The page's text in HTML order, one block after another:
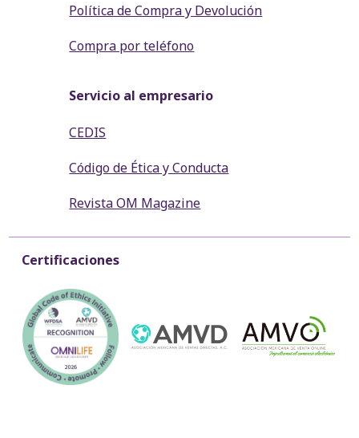
Política de Compra y Devolución
Compra por teléfono
Servicio al empresario
CEDIS
Código de Ética y Conducta
Revista OM Magazine
Certificaciones